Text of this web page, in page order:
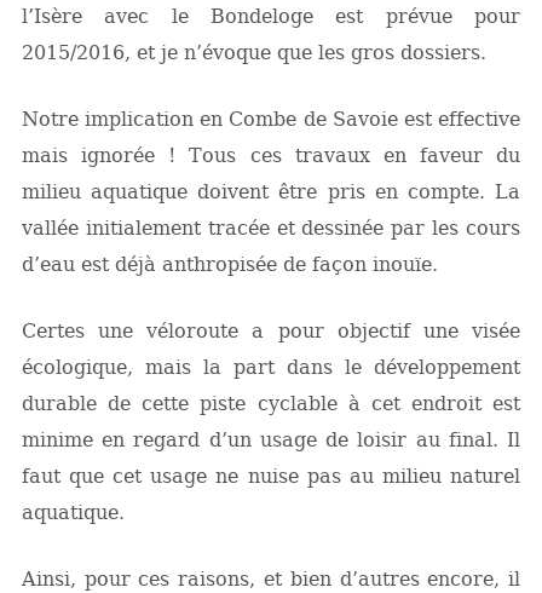
l’Isère avec le Bondeloge est prévue pour
2015/2016, et je n’évoque que les gros dossiers.
Notre implication en Combe de Savoie est effective
mais ignorée ! Tous ces travaux en faveur du
milieu aquatique doivent être pris en compte. La
vallée initialement tracée et dessinée par les cours
d’eau est déjà anthropisée de façon inouïe.
Certes une véloroute a pour objectif une visée
écologique, mais la part dans le développement
durable de cette piste cyclable à cet endroit est
minime en regard d’un usage de loisir au final. Il
faut que cet usage ne nuise pas au milieu naturel
aquatique.
Ainsi, pour ces raisons, et bien d’autres encore, il